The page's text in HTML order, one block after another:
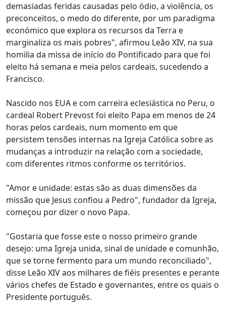
demasiadas feridas causadas pelo ódio, a violência, os
preconceitos, o medo do diferente, por um paradigma
económico que explora os recursos da Terra e
marginaliza os mais pobres", afirmou Leão XIV, na sua
homilia da missa de início do Pontificado para que foi
eleito há semana e meia pelos cardeais, sucedendo a
Francisco.
Nascido nos EUA e com carreira eclesiástica no Peru, o
cardeal Robert Prevost foi eleito Papa em menos de 24
horas pelos cardeais, num momento em que
persistem tensões internas na Igreja Católica sobre as
mudanças a introduzir na relação com a sociedade,
com diferentes ritmos conforme os territórios.
"Amor e unidade: estas são as duas dimensões da
missão que Jesus confiou a Pedro", fundador da Igreja,
começou por dizer o novo Papa.
"Gostaria que fosse este o nosso primeiro grande
desejo: uma Igreja unida, sinal de unidade e comunhão,
que se torne fermento para um mundo reconciliado",
disse Leão XIV aos milhares de fiéis presentes e perante
vários chefes de Estado e governantes, entre os quais o
Presidente português.